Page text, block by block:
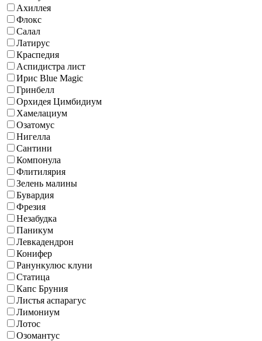
Ахиллея
Флокс
Салал
Латирус
Краспедия
Аспидистра лист
Ирис Blue Magic
Гринбелл
Орхидея Цимбидиум
Хамелациум
Озатомус
Нигелла
Сантини
Компонула
Флитилярия
Зелень малины
Бувардия
Фрезия
Незабудка
Паникум
Левкадендрон
Конифер
Ранункулюс клуни
Статица
Капс Бруния
Листья аспарагус
Лимониум
Лотос
Озомантус